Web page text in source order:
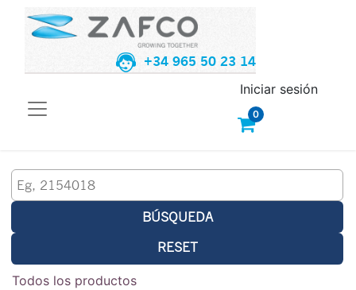
+34 965 50 23 14
0
Iniciar sesión
BÚSQUEDA
RESET
Todos los productos